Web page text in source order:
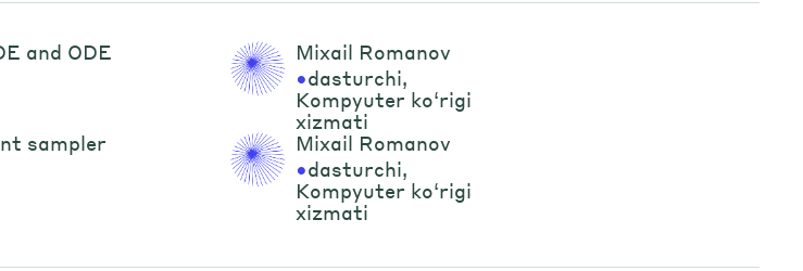
and ODE
Mixail Romanov
•dasturchi,
Kompyuter ko‘rigi
xizmati
sampler
Mixail Romanov
•dasturchi,
Kompyuter ko‘rigi
xizmati